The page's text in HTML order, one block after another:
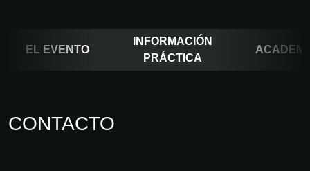
EL EVENTO
INFORMACIÓN
PRÁCTICA
CONTACTO